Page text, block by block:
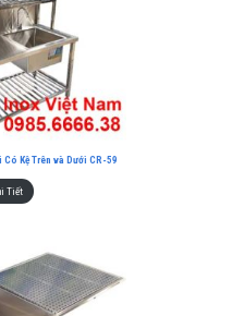
Có Kệ Trên và Dưới CR-59
Tiết